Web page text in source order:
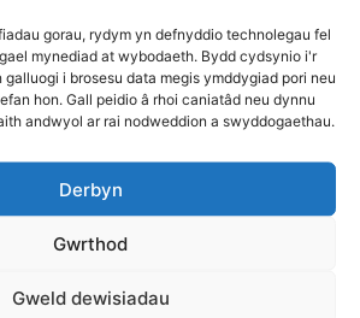
gorau, rydym yn defnyddio technolegau fel
mynediad at wybodaeth. Bydd cydsynio i'r
i brosesu data megis ymddygiad pori neu
hon. Gall peidio â rhoi caniatâd neu dynnu
andwyol ar rai nodweddion a swyddogaethau.
Derbyn
Gwrthod
Gweld dewisiadau
ar gyfer Iechyd
gwybodaeth i gysylltu
allweddol yr Undeb